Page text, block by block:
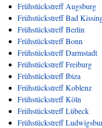
Frühstückstreff Augsburg
Frühstückstreff Bad
Frühstückstreff Berlin
Frühstückstreff Bonn
Frühstückstreff Darmstadt
Frühstückstreff Freiburg
Frühstückstreff Ibiza
Frühstückstreff Koblenz
Frühstückstreff Köln
Frühstückstreff Lübeck
Frühstückstreff